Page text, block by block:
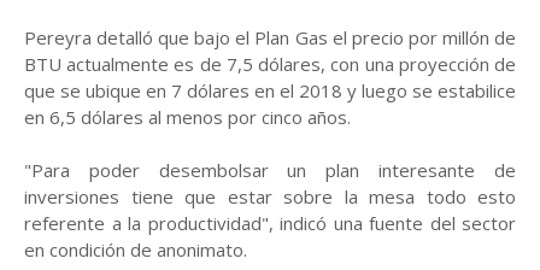
Pereyra detalló que bajo el Plan Gas el precio por millón de
BTU actualmente es de 7,5 dólares, con una proyección de
que se ubique en 7 dólares en el 2018 y luego se estabilice
en 6,5 dólares al menos por cinco años.
"Para poder desembolsar un plan interesante de
inversiones tiene que estar sobre la mesa todo esto
referente a la productividad", indicó una fuente del sector
en condición de anonimato.